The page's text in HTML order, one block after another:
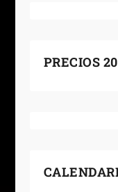
PRECIOS